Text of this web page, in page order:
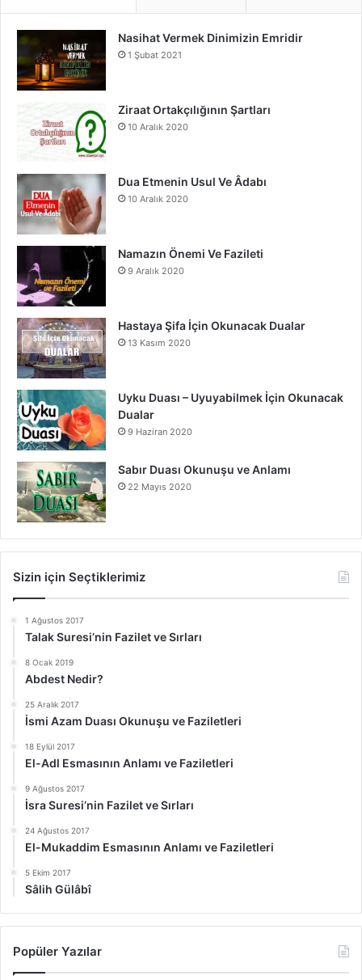
b
o
u
e
a
r
Nasihat Vermek Dinimizin Emridir
1 Şubat 2021
Ziraat Ortakçılığının Şartları
10 Aralık 2020
Dua Etmenin Usul Ve Âdabı
10 Aralık 2020
Namazın Önemi Ve Fazileti
9 Aralık 2020
Hastaya Şifa İçin Okunacak Dualar
13 Kasım 2020
Uyku Duası – Uyuyabilmek İçin Okunacak
Dualar
9 Haziran 2020
Sabır Duası Okunuşu ve Anlamı
22 Mayıs 2020
Sizin için Seçtiklerimiz
1 Ağustos 2017
Talak Suresi’nin Fazilet ve Sırları
8 Ocak 2019
Abdest Nedir?
25 Aralık 2017
İsmi Azam Duası Okunuşu ve Faziletleri
18 Eylül 2017
El-Adl Esmasının Anlamı ve Faziletleri
9 Ağustos 2017
İsra Suresi’nin Fazilet ve Sırları
24 Ağustos 2017
El-Mukaddim Esmasının Anlamı ve Faziletleri
5 Ekim 2017
Sâlih Gülâbî
Popüler Yazılar